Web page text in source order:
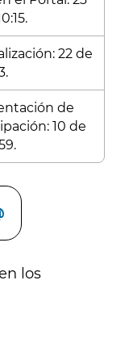
22 de
de
10 de
los